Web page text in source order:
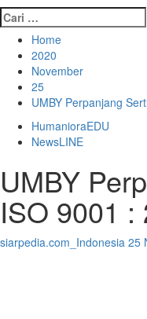
Cari
untuk:
Home
2020
November
25
UMBY Perpanjang
HumanioraEDU
NewsLINE
UMBY
ISO 9001
siarpedia.com_Indonesia 25